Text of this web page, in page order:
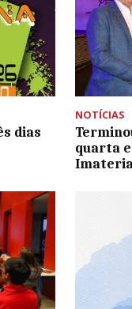
dias
NOTÍCIAS
quarta